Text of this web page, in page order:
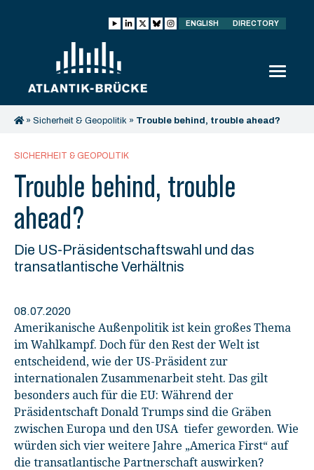
ENGLISH DIRECTORY
» Sicherheit & Geopolitik » Trouble behind, trouble ahead?
SICHERHEIT & GEOPOLITIK
Trouble behind, trouble
ahead?
Die US-Präsidentschaftswahl und das
transatlantische Verhältnis
08.07.2020
Amerikanische Außenpolitik ist kein großes Thema
im Wahlkampf. Doch für den Rest der Welt ist
entscheidend, wie der US-Präsident zur
internationalen Zusammenarbeit steht. Das gilt
besonders auch für die EU: Während der
Präsidentschaft Donald Trumps sind die Gräben
zwischen Europa und den USA tiefer geworden. Wie
würden sich vier weitere Jahre „America First“ auf
die transatlantische Partnerschaft auswirken?